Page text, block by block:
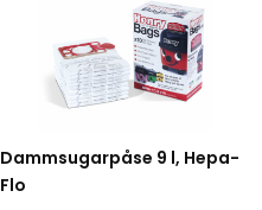
Dammsugarpåse 9 l, Hepa-
Flo